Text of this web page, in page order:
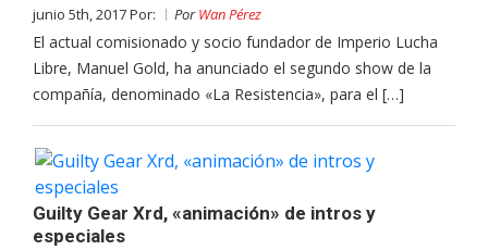
junio 5th, 2017 Por: PorWan Pérez
El actual comisionado y socio fundador de Imperio Lucha
Libre, Manuel Gold, ha anunciado el segundo show de la
compañía, denominado «La Resistencia», para el […]
Guilty Gear Xrd, «animación» de intros y
especiales